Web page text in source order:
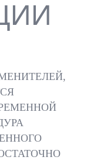
ВЫБОР ТИПА
КОСТНОГО
МЕТОДИКИ